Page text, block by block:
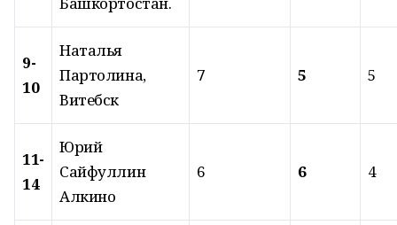
9-
10
Наталья
Партолина,
Витебск
7 5 5
11-
14
Юрий
Сайфуллин
Алкино
6 6 4